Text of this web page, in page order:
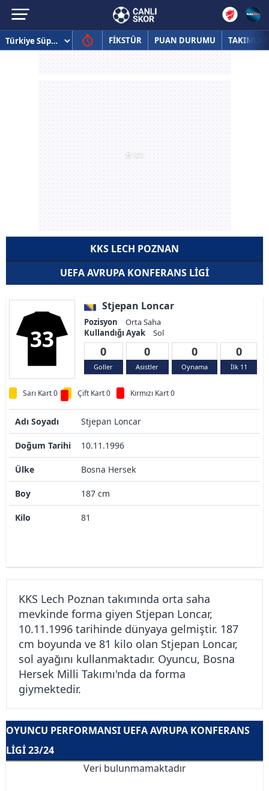
FİKSTÜR PUAN DURUMU TAKIMLAR
KKS LECH POZNAN
UEFA AVRUPA KONFERANS LIGI
33
Stjepan Loncar
Pozisyon
Orta Saha
Kullandığı Ayak
Sol
0
Goller
0
Asistler
0
Oynama
0
İlk 11
Sarı Kart 0 Çift Kart 0 Kırmızı Kart 0
Adı Soyadı Stjepan Loncar
Doğum Tarihi 10.11.1996
Ülke Bosna Hersek
Boy 187 cm
Kilo 81
KKS Lech Poznan takımında orta saha
mevkinde forma giyen Stjepan Loncar,
10.11.1996 tarihinde dünyaya gelmiştir. 187
cm boyunda ve 81 kilo olan Stjepan Loncar,
sol ayağını kullanmaktadır. Oyuncu, Bosna
Hersek Milli Takımı'nda da forma
giymektedir.
OYUNCU PERFORMANSI UEFA AVRUPA KONFERANS
LIGI 23/24
Veri bulunmamaktadır